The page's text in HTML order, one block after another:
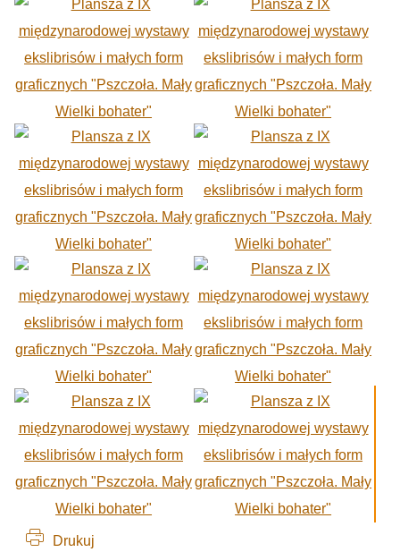
Drukuj